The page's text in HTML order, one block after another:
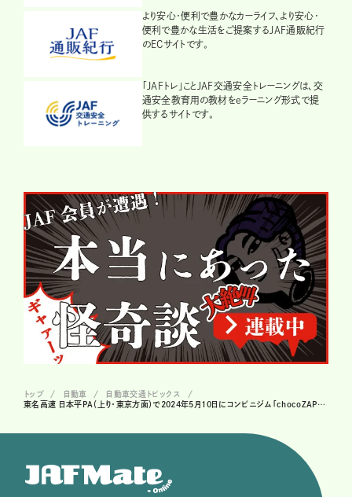
より安心・便利で豊かなカーライフ、より安心・
便利で豊かな生活をご提案するJAF通販紀行
のECサイトです。
「JAFトレ」ことJAF交通安全トレーニングは、交
通安全教育用の教材をeラーニング形式で提
供するサイトです。
トップ 自動車
自動車交通トピックス
東名高速 日本平PA（上り・東京方面）で2024年5月10日にコンビニジム「chocoZAP」がオープン！